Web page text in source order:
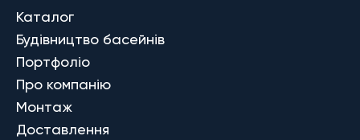
Каталог
Будівництво басейнів
Портфоліо
Про компанію
Монтаж
Доставлення